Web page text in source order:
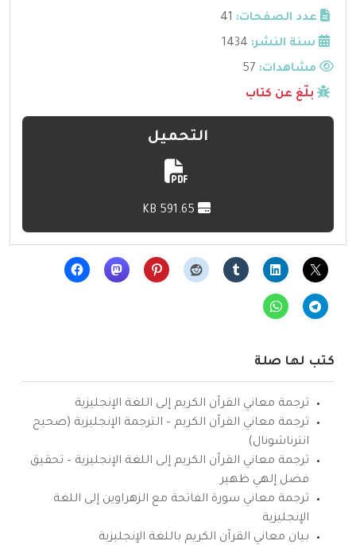
عدد الصفحات: 41
سنة النشر: 1434
مشاهدات:
بلّغ عن كتاب
التحميل
كتب لها صلة
ترجمة معاني القرآن الكريم إلى اللغة الإنجليزية
ترجمة معاني القرآن الكريم – الترجمة الإنجليزية (صحيح
انترناشونال)
ترجمة معاني القرآن الكريم إلى اللغة الإنجليزية – تحقيق
فضل إلهي ظهير
ترجمة معاني سورة الفاتحة مع الزهراوين إلى اللغة
الإنجليزية
بيان معاني القرآن الكريم باللغة الإنجليزية